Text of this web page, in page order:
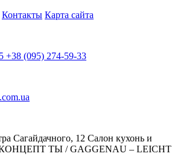
Контакты Карта сайта
+38 (095) 274-59-33
Сагайдачного, 12 Салон кухонь и
КОНЦЕПТ ТЫ / GAGGENAU – LEICHT